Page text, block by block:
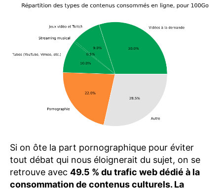
Si on ôte la part pornographique pour éviter
tout débat qui nous éloignerait du sujet, on se
retrouve avec 49.5 % du trafic web dédié à la
consommation de contenus culturels. La